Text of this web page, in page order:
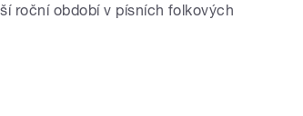
roční období v písních folkových